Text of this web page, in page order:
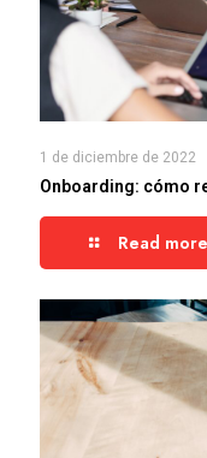
1 de diciembre de 2022
Onboarding: cómo
Read more